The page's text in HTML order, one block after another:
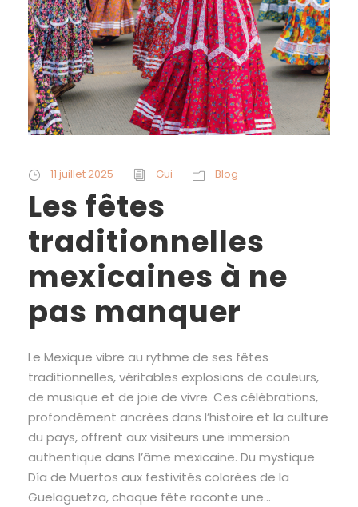
11 juillet 2025 Gui Blog
Les fêtes
traditionnelles
mexicaines à ne
pas manquer
Le Mexique vibre au rythme de ses fêtes
traditionnelles, véritables explosions de couleurs,
de musique et de joie de vivre. Ces célébrations,
profondément ancrées dans l’histoire et la culture
du pays, offrent aux visiteurs une immersion
authentique dans l’âme mexicaine. Du mystique
Día de Muertos aux festivités colorées de la
Guelaguetza, chaque fête raconte une...